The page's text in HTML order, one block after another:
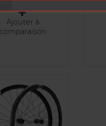
Ajouter à
comparaison